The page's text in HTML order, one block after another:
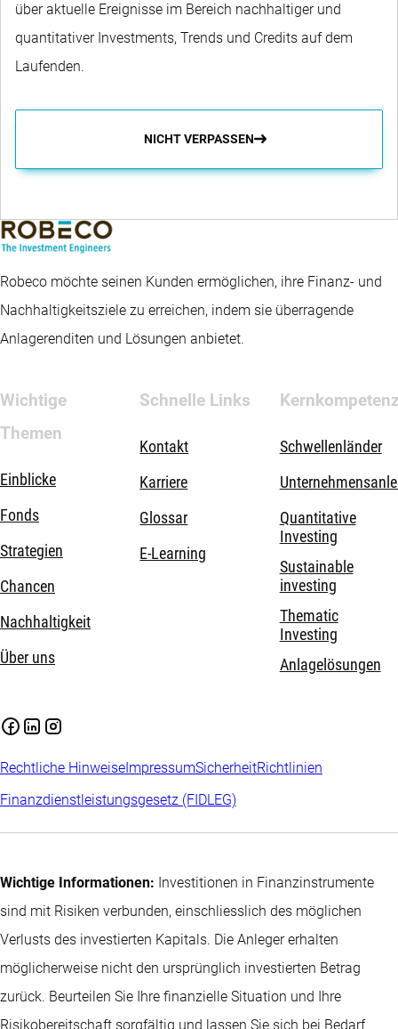
über aktuelle Ereignisse im Bereich nachhaltiger und
quantitativer Investments, Trends und Credits auf dem
Laufenden.
NICHT VERPASSEN
Robeco möchte seinen Kunden ermöglichen, ihre Finanz- und
Nachhaltigkeitsziele zu erreichen, indem sie überragende
Anlagerenditen und Lösungen anbietet.
Wichtige
Themen
Einblicke
Fonds
Strategien
Chancen
Nachhaltigkeit
Über uns
Schnelle Links
Kontakt
Karriere
Glossar
E-Learning
Schwellenländer
Quantitative
Investing
Sustainable
investing
Thematic
Investing
Anlagelösungen
Rechtliche Hinweise ImpressumSicherheitRichtlinien
Finanzdienstleistungsgesetz (FIDLEG)
Wichtige Informationen: Investitionen in Finanzinstrumente
sind mit Risiken verbunden, einschliesslich des möglichen
Verlusts des investierten Kapitals. Die Anleger erhalten
möglicherweise nicht den ursprünglich investierten Betrag
zurück. Beurteilen Sie Ihre finanzielle Situation und Ihre
Risikobereitschaft sorgfältig und lassen Sie sich bei Bedarf